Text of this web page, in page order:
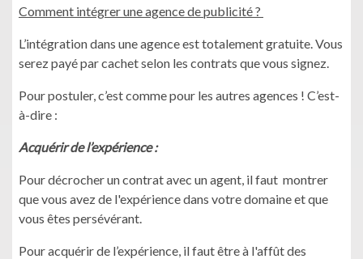
Comment intégrer une agence de publicité ?
L’intégration dans une agence est totalement gratuite. Vous
serez payé par cachet selon les contrats que vous signez.
Pour postuler, c’est comme pour les autres agences ! C’est-
à-dire :
Acquérir de l’expérience :
Pour décrocher un contrat avec un agent, il faut montrer
que vous avez de l'expérience dans votre domaine et que
vous êtes persévérant.
Pour acquérir de l’expérience, il faut être à l'affût des